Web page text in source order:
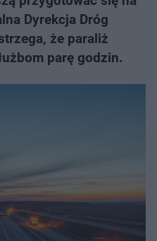
Dyrekcja Dróg
że paraliż
parę godzin.